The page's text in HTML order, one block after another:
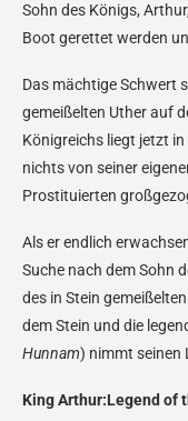
Sohn des Königs,
Boot gerettet werden
Das mächtige Schwert
gemeißelten Uther auf
Königreichs liegt jetzt
nichts von seiner
Prostituierten
Als er endlich
Suche nach dem Sohn
des in Stein
dem Stein und die
Hunnam) nimmt seinen
King Arthur:Legend of